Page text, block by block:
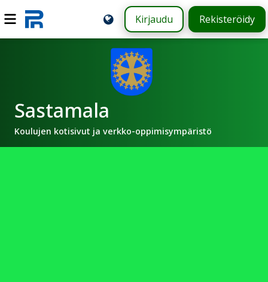
Kirjaudu Rekisteröidy
Sastamala
Koulujen kotisivut ja verkko-oppimisympäristö